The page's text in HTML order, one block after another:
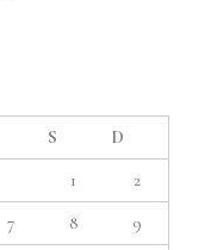
S
D
1
2
7 8
9